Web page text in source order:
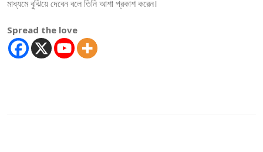
মাধ্যমে বুঝিয়ে দেবেন বলে তিনি আশা প্রকাশ করেন।
Spread the love